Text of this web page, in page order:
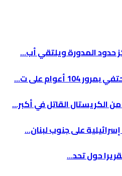
حدود المدورة ويلتقي أب...
أعوام على ت...
على جنوب لبنان...
حول تحد...